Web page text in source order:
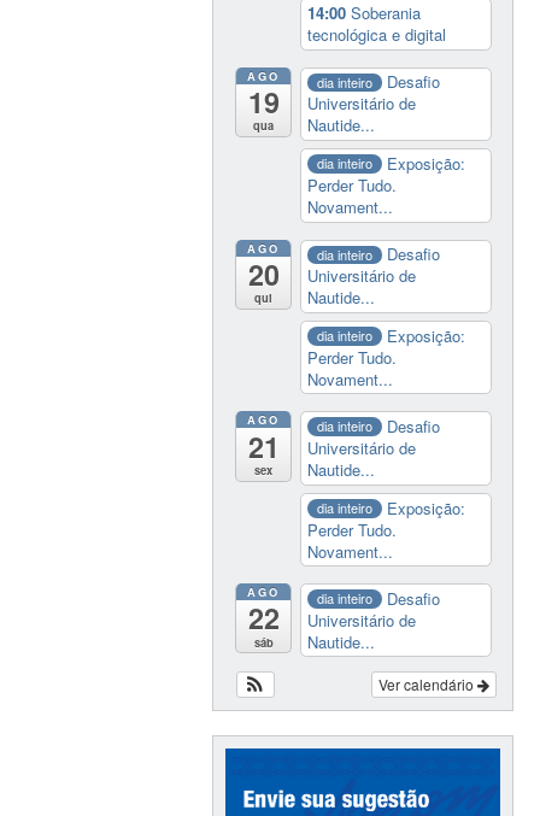
14:00Soberania
tecnológica e digital
AGO
19
qua
dia inteiro
Desafio
Universitário de
Nautide...
dia inteiro
Exposição:
Perder Tudo.
Novament...
AGO
20
qui
dia inteiro
Desafio
Universitário de
Nautide...
dia inteiro
Exposição:
Perder Tudo.
Novament...
AGO
21
sex
dia inteiro
Desafio
Universitário de
Nautide...
dia inteiro
Exposição:
Perder Tudo.
Novament...
AGO
22
sáb
dia inteiro
Desafio
Universitário de
Nautide...
Ver calendário